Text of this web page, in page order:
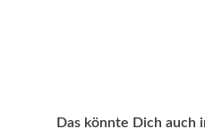
Das könnte Dich auch